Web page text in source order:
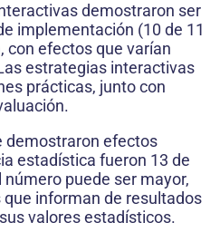
demostraron ser
implementación (10 de 11
con efectos que varían
estrategias interactivas
prácticas, junto con
demostraron efectos
estadística fueron 13 de
puede ser mayor,
informan de resultados
valores estadísticos.